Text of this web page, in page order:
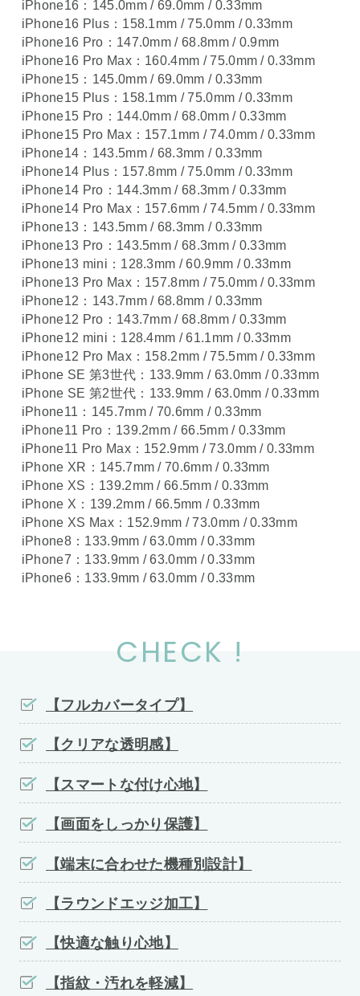
iPhone16：145.0mm / 69.0mm / 0.33mm
iPhone16 Plus：158.1mm / 75.0mm / 0.33mm
iPhone16 Pro：147.0mm / 68.8mm / 0.9mm
iPhone16 Pro Max：160.4mm / 75.0mm / 0.33mm
iPhone15：145.0mm / 69.0mm / 0.33mm
iPhone15 Plus：158.1mm / 75.0mm / 0.33mm
iPhone15 Pro：144.0mm / 68.0mm / 0.33mm
iPhone15 Pro Max：157.1mm / 74.0mm / 0.33mm
iPhone14：143.5mm / 68.3mm / 0.33mm
iPhone14 Plus：157.8mm / 75.0mm / 0.33mm
iPhone14 Pro：144.3mm / 68.3mm / 0.33mm
iPhone14 Pro Max：157.6mm / 74.5mm / 0.33mm
iPhone13：143.5mm / 68.3mm / 0.33mm
iPhone13 Pro：143.5mm / 68.3mm / 0.33mm
iPhone13 mini：128.3mm / 60.9mm / 0.33mm
iPhone13 Pro Max：157.8mm / 75.0mm / 0.33mm
iPhone12：143.7mm / 68.8mm / 0.33mm
iPhone12 Pro：143.7mm / 68.8mm / 0.33mm
iPhone12 mini：128.4mm / 61.1mm / 0.33mm
iPhone12 Pro Max：158.2mm / 75.5mm / 0.33mm
iPhone SE 第3世代：133.9mm / 63.0mm / 0.33mm
iPhone SE 第2世代：133.9mm / 63.0mm / 0.33mm
iPhone11：145.7mm / 70.6mm / 0.33mm
iPhone11 Pro：139.2mm / 66.5mm / 0.33mm
iPhone11 Pro Max：152.9mm / 73.0mm / 0.33mm
iPhone XR：145.7mm / 70.6mm / 0.33mm
iPhone XS：139.2mm / 66.5mm / 0.33mm
iPhone X：139.2mm / 66.5mm / 0.33mm
iPhone XS Max：152.9mm / 73.0mm / 0.33mm
iPhone8：133.9mm / 63.0mm / 0.33mm
iPhone7：133.9mm / 63.0mm / 0.33mm
iPhone6：133.9mm / 63.0mm / 0.33mm
CHECK !
【フルカバータイプ】
【クリアな透明感】
【スマートな付け心地】
【画面をしっかり保護】
【端末に合わせた機種別設計】
【ラウンドエッジ加工】
【快適な触り心地】
【指紋・汚れを軽減】